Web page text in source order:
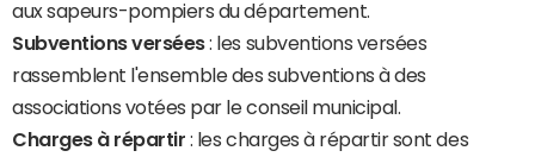
aux sapeurs-pompiers du département.
Subventions versées: les subventions versées
rassemblent l'ensemble des subventions à des
associations votées par le conseil municipal.
Charges à répartir : les charges à répartir sont des